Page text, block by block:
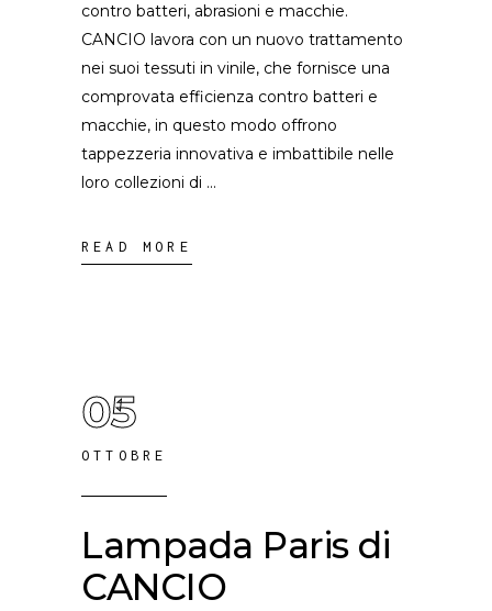
contro batteri, abrasioni e macchie.
CANCIO lavora con un nuovo trattamento
nei suoi tessuti in vinile, che fornisce una
comprovata efficienza contro batteri e
macchie, in questo modo offrono
tappezzeria innovativa e imbattibile nelle
loro collezioni di
READ MORE
05
OTTOBRE
Lampada Paris di
CANCIO